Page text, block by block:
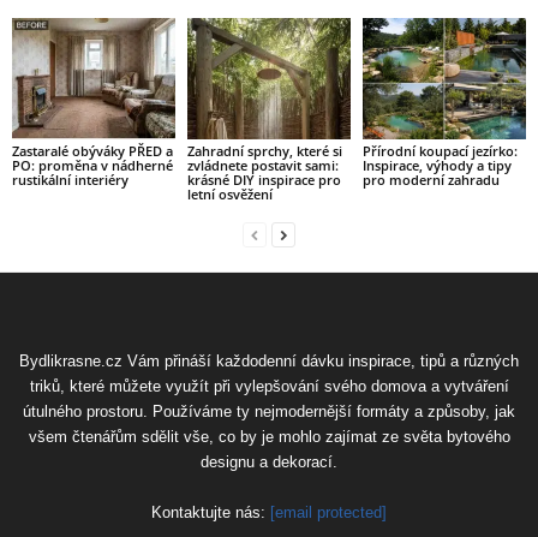
Zastaralé obýváky PŘED a
PO: proměna v nádherné
rustikální interiéry
Zahradní sprchy, které si
zvládnete postavit sami:
krásné DIY inspirace pro
letní osvěžení
Přírodní koupací jezírko:
Inspirace, výhody a tipy
pro moderní zahradu
Bydlikrasne.cz Vám přináší každodenní dávku inspirace, tipů a různých
triků, které můžete využít při vylepšování svého domova a vytváření
útulného prostoru. Používáme ty nejmodernější formáty a způsoby, jak
všem čtenářům sdělit vše, co by je mohlo zajímat ze světa bytového
designu a dekorací.
Kontaktujte nás: [email protected]